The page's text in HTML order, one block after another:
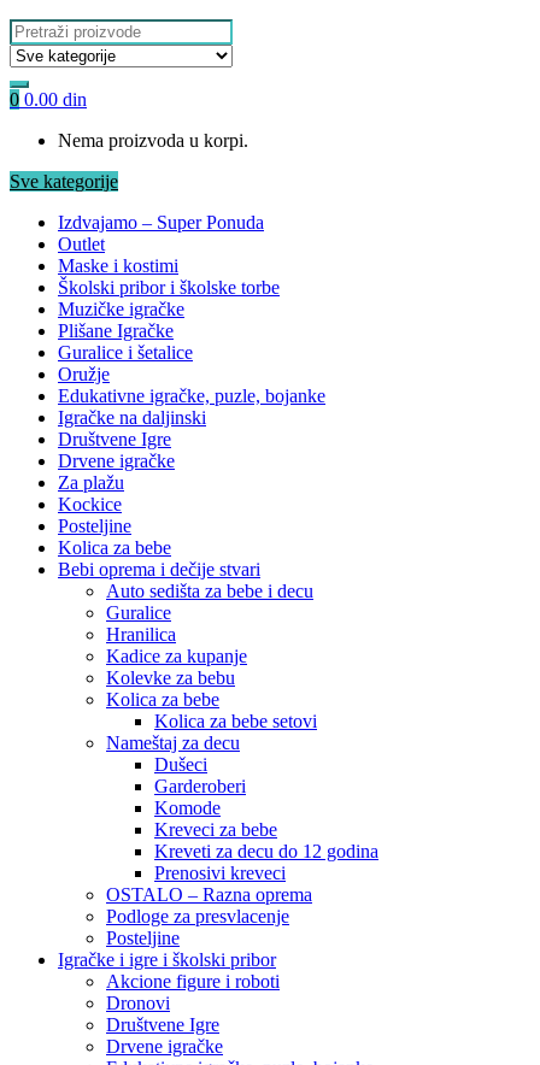
Search
for:
0 0.00 din
Nema proizvoda u korpi.
Sve kategorije
Izdvajamo – Super Ponuda
Outlet
Maske i kostimi
Školski pribor i školske torbe
Muzičke igračke
Plišane Igračke
Guralice i šetalice
Oružje
Edukativne igračke, puzle, bojanke
Igračke na daljinski
Društvene Igre
Drvene igračke
Za plažu
Kockice
Posteljine
Kolica za bebe
Bebi oprema i dečije stvari
Auto sedišta za bebe i decu
Guralice
Hranilica
Kadice za kupanje
Kolevke za bebu
Kolica za bebe
Kolica za bebe setovi
Nameštaj za decu
Dušeci
Garderoberi
Komode
Kreveci za bebe
Kreveti za decu do 12 godina
Prenosivi kreveci
OSTALO – Razna oprema
Podloge za presvlacenje
Posteljine
Igračke i igre i školski pribor
Akcione figure i roboti
Dronovi
Društvene Igre
Drvene igračke